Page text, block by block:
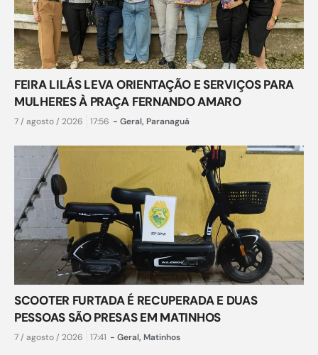
FEIRA LILÁS LEVA ORIENTAÇÃO E SERVIÇOS PARA
MULHERES À PRAÇA FERNANDO AMARO
7 / agosto / 2026 17:56 - Geral, Paranaguá
SCOOTER FURTADA É RECUPERADA E DUAS
PESSOAS SÃO PRESAS EM MATINHOS
7 / agosto / 2026 17:41 - Geral, Matinhos